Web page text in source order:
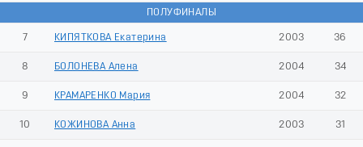
ПОЛУФИНАЛЫ
7 КИПЯТКОВА Екатерина 2003 36
8 БОЛОНЕВА Алена 2004 34
9 КРАМАРЕНКО Мария 2004 32
10 КОЖИНОВА Анна 2003 31